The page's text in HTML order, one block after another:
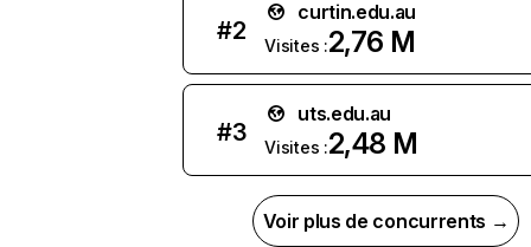
#2
curtin.edu.au
Visites :2,76 M
#3
uts.edu.au
Visites :2,48 M
Voir plus de concurrents →